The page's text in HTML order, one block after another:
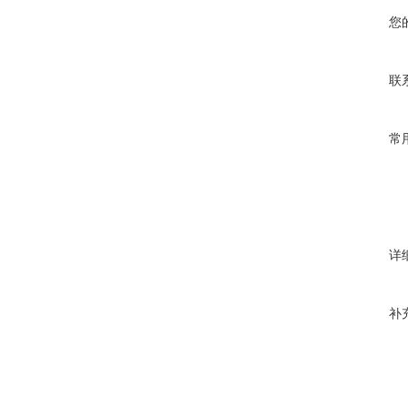
您
联
常
详
补